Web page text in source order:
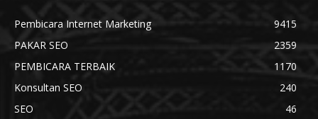
Pembicara Internet Marketing
9415
PAKAR SEO
2359
PEMBICARA TERBAIK
1170
Konsultan SEO
240
SEO
46